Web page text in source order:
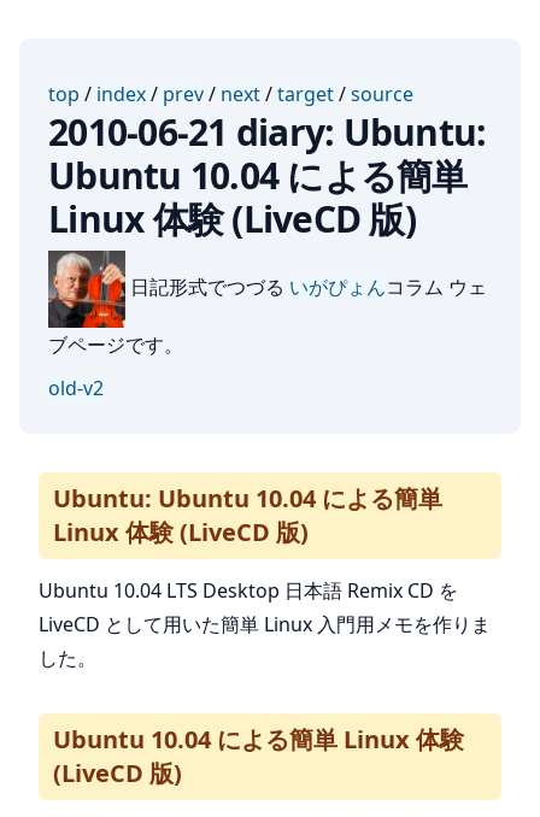
top / index/ prev/ next/target/source
2010-06-21 diary: Ubuntu:
Ubuntu 10.04 による簡単
Linux 体験 (LiveCD 版)
日記形式でつづる いがぴょんコラム ウェ
ブページです。
old-v2
Ubuntu: Ubuntu 10.04 による簡単
Linux 体験 (LiveCD 版)
Ubuntu 10.04 LTS Desktop 日本語 Remix CD を
LiveCD として用いた簡単 Linux 入門用メモを作りま
した。
Ubuntu 10.04 による簡単 Linux 体験
(LiveCD 版)